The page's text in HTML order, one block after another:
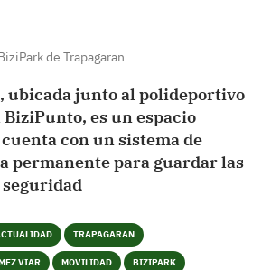
de Trapagaran
ubicada junto al polideportivo
es un espacio
con un sistema de
permanente para guardar las
TRAPAGARAN
VIAR MOVILIDAD BIZIPARK